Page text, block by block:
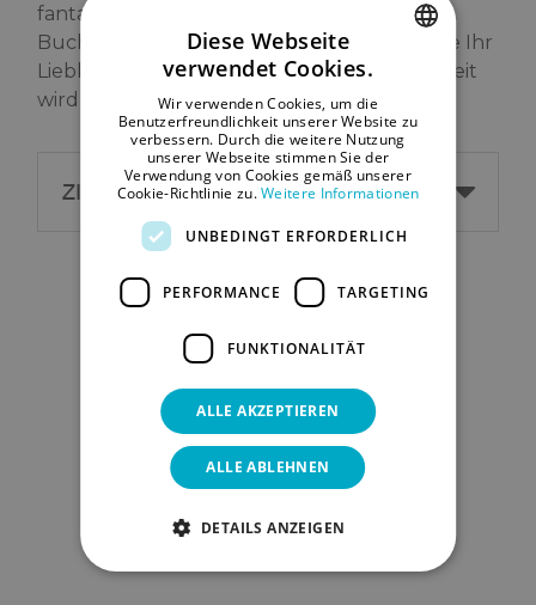
fantastischen All Inclusive!
Buchen Sie jetzt online und erleben Sie, wie Ihr
Lieblingsmoment des Jahres bald Wirklichkeit
wird ... Wir erwarten Sie!
ZIMMER
Zimmer des
HotelMix
Peymar
Maximaler Komfort
SPANISH
ENGLISH
GERMAN
Diese Webseite
verwendet Cookies.
Wir verwenden Cookies, um die
Benutzerfreundlichkeit unserer Website zu
verbessern. Durch die weitere Nutzung
unserer Webseite stimmen Sie der
Verwendung von Cookies gemäß unserer
Cookie-Richtlinie zu.Weitere Informationen
UNBEDINGT ERFORDERLICH
PERFORMANCE TARGETING
FUNKTIONALITÄT
ALLE AKZEPTIEREN
ALLE ABLEHNEN
DETAILS ANZEIGEN